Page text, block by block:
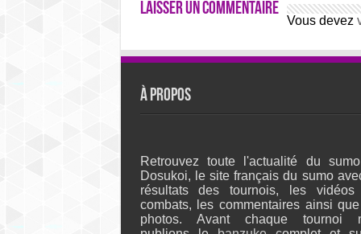
Laisser un commentaire
Vous devez
À propos
Retrouvez toute l'actualité du
Dosukoi, le site français du sumo
résultats des tournois, les vidéos
combats, les commentaires ainsi
photos. Avant chaque tournoi